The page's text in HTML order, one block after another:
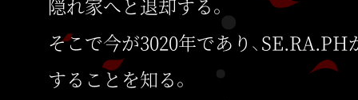
隠れ家へと退却する。
そこで今が3020年であり、
することを知る。